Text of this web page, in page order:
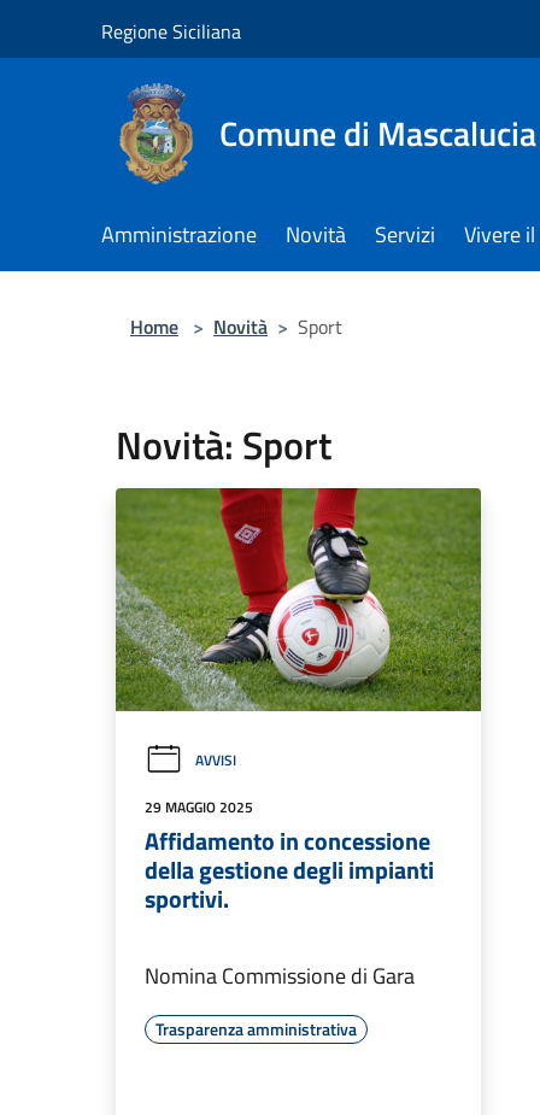
Regione Siciliana
Comune di Mascalucia
Amministrazione Novità Servizi Vivere
Home > Novità > Sport
Novità: Sport
AVVISI
29 MAGGIO 2025
Affidamento in concessione
della gestione degli impianti
sportivi.
Nomina Commissione di Gara
Trasparenza amministrativa